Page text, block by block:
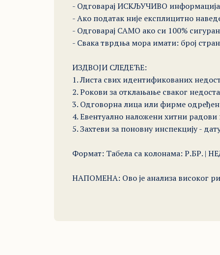
- Одговарај ИСКЉУЧИВО
- Ако податак није експлицитно
- Одговарај САМО ако си 100%
- Свака тврдња мора имати: број
ИЗДВОЈИ СЛЕДЕЋЕ:
1. Листа свих идентификованих
2. Рокови за отклањање сваког
3. Одговорна лица или фирме
4. Евентуално наложени хитни
5. Захтеви за поновну инспекцију -
Формат: Табела са колонама:
НАПОМЕНА: Ово је анализа високог